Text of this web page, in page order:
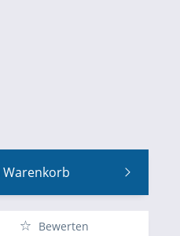
Warenkorb
Bewerten